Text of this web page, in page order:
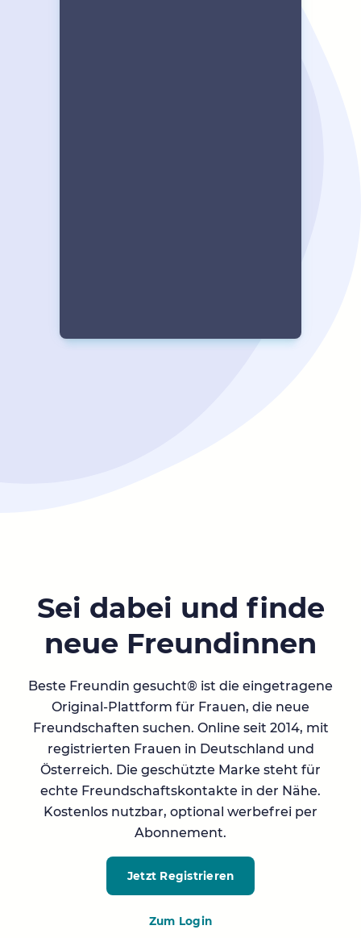
Sei dabei und finde
neue Freundinnen
Beste Freundin gesucht® ist die eingetragene
Original-Plattform für Frauen, die neue
Freundschaften suchen. Online seit 2014, mit
registrierten Frauen in Deutschland und
Österreich. Die geschützte Marke steht für
echte Freundschaftskontakte in der Nähe.
Kostenlos nutzbar, optional werbefrei per
Abonnement.
Jetzt Registrieren
Zum Login